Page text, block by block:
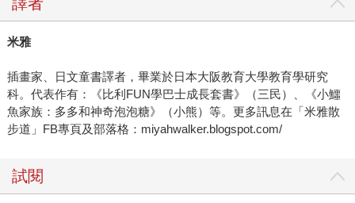
米雅
插畫家、日文童書譯者，畢業於日本大阪教育大學教育學研究
科。代表作有：《比利FUN學巴士成長套書》（三民）、《小鱷
魚家族：多多和神奇泡泡糖》（小熊）等。更多訊息在「米雅散
步道」FB專頁及部落格：miyahwalker.blogspot.com/
試閱